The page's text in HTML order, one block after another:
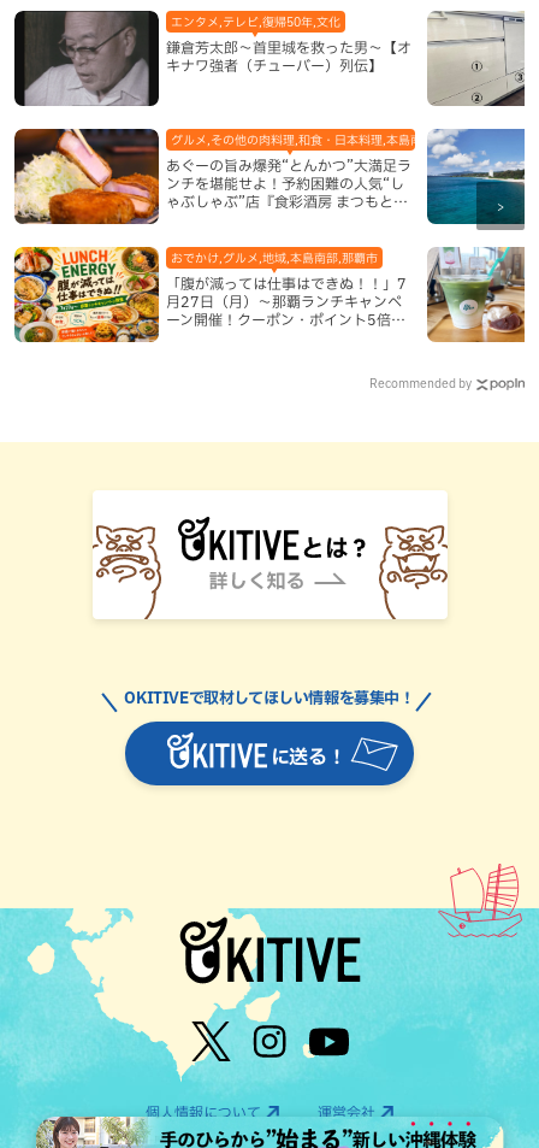
鎌倉芳太郎～首里城を救った男～【オ
キナワ強者（チューバー）列伝】
エンタメ,テレビ,復帰50年,文化
あぐーの旨み爆発“とんかつ”大満足ラ
ンチを堪能せよ！予約困難の人気“し
ゃぶしゃぶ”店『食彩酒房 まつもと』
グルメ,その他の肉料理,和食・日本料理,本島南部,那覇市
「腹が減っては仕事はできぬ！！」7
月27日（月）〜那覇ランチキャンペ
ーン開催！クーポン・ポイント5倍・
おでかけ,グルメ,地域,本島南部,那覇市
Recommended by
に送る！
OKITIVEで取材してほしい情報を募集中！
個人情報について 運営会社